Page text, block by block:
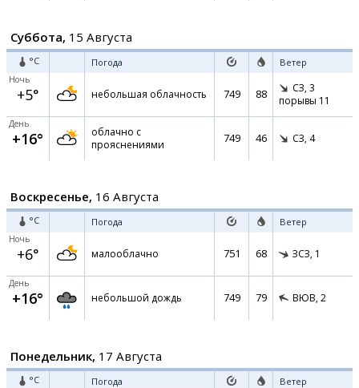
Суббота, 15 Августа
°C Погода Ветер
Ночь
+5° небольшая облачность 749 88 СЗ, 3
порывы 11
День
+16°
облачно с
прояснениями
749 46 СЗ, 4
Воскресенье, 16 Августа
°C Погода Ветер
Ночь
+6° малооблачно 751 68 ЗСЗ, 1
День
+16° небольшой дождь 749 79 ВЮВ, 2
Понедельник, 17 Августа
°C Погода Ветер